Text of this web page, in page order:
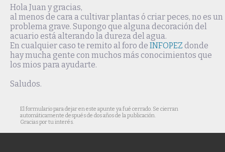
Hola Juan y gracias,
al menos de cara a cultivar plantas ó criar peces, no es un
problema grave. Supongo que alguna decoración del
acuario está alterando la dureza del agua.
En cualquier caso te remito al foro de INFOPEZ donde
hay mucha gente con muchos más conocimientos que
los mios para ayudarte.
Saludos.
El formulario para dejar en este apunte ya fué cerrado. Se cierran
automáticamente después de dos años de la publicación.
Gracias por tu interés.